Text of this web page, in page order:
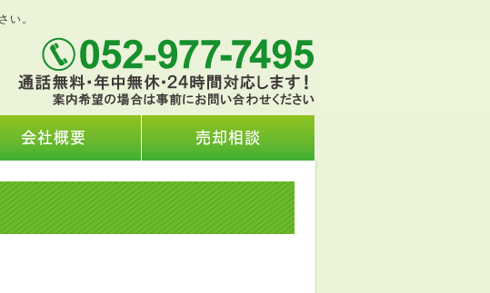
い。
会社概要 売却相談